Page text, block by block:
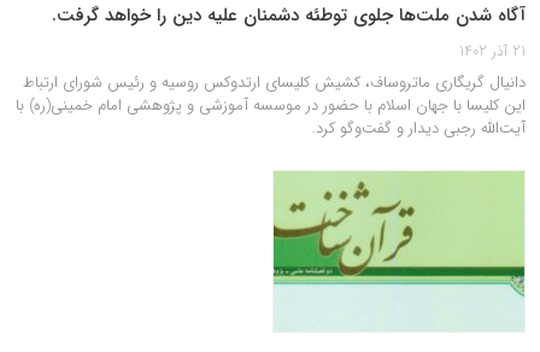
آگاه شدن ملت‌ها جلوی توطئه دشمنان علیه دین را خواهد گرفت.
21 آذر 1402
دانیال گریگاری ماتروساف، کشیش کلیسای ارتدوکس روسیه و رئیس شورای ارتباط
این کلیسا با جهان اسلام با حضور در موسسه آموزشی و پژوهشی امام خمینی(ره) با
آیت‌الله رجبی دیدار و گفت‌وگو کرد.